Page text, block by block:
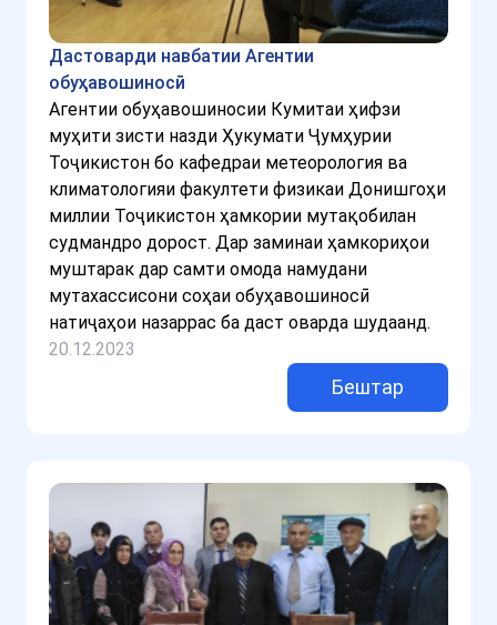
Дастоварди навбатии Агентии
обуҳавошиносӣ
Агентии обуҳавошиносии Кумитаи ҳифзи
муҳити зисти назди Ҳукумати Ҷумҳурии
Тоҷикистон бо кафедраи метеорология ва
климатологияи факултети физикаи Донишгоҳи
миллии Тоҷикистон ҳамкории мутақобилан
судмандро дорост. Дар заминаи ҳамкориҳои
муштарак дар самти омода намудани
мутахассисони соҳаи обуҳавошиносӣ
натиҷаҳои назаррас ба даст оварда шудаанд.
20.12.2023
Бештар